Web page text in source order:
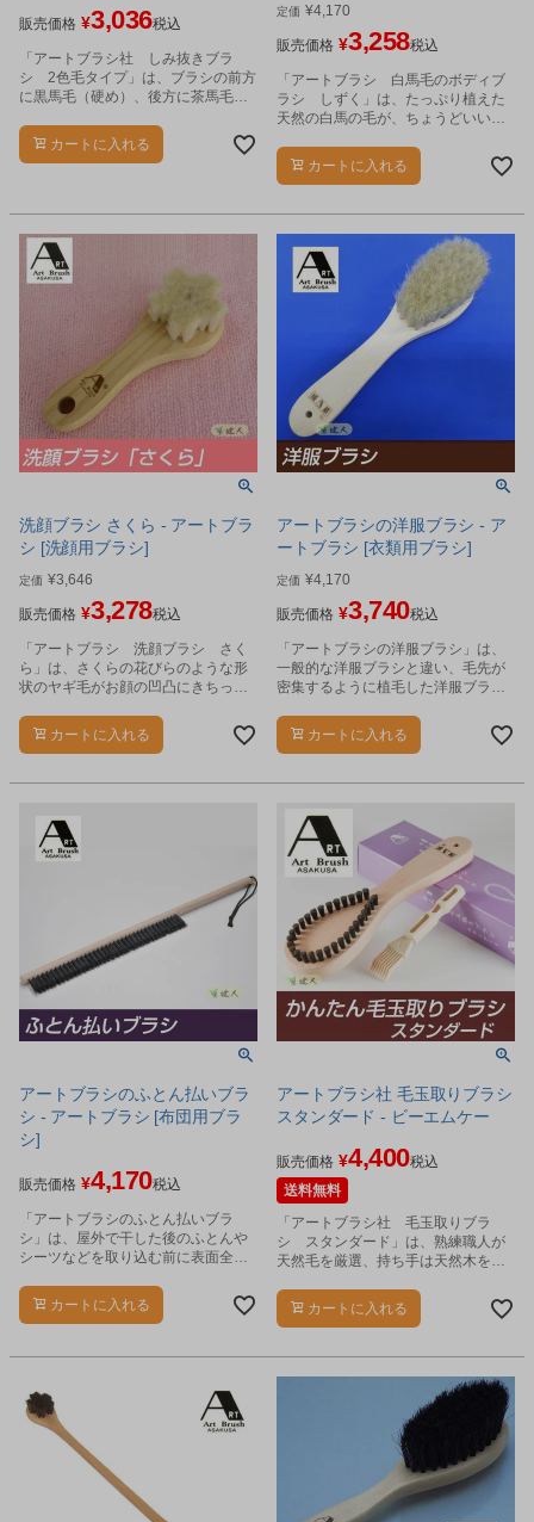
販売価格 ¥3,036税込
「アートブラシ社 しみ抜きブラ
シ 2色毛タイプ」は、ブラシの前方
に黒馬毛（硬め）、後方に茶馬毛
ミ、洋服の素材に使える汎用性の高
いシミ抜き洗濯ブラシです。
カートに入れる
定価 ¥4,170
販売価格 ¥3,258税込
「アートブラシ 白馬毛のボディブ
ラシ しずく」は、たっぷり植えた
天然の白馬の毛が、ちょうどいいコ
高めるボディブラシです。
カートに入れる
洗顔ブラシ さくら - アートブラ
シ [洗顔用ブラシ]
定価 ¥3,646
販売価格 ¥3,278税込
「アートブラシ 洗顔ブラシ さく
ら」は、さくらの花びらのような形
状のヤギ毛がお顔の凹凸にきちっと
洗顔ブラシです。
カートに入れる
アートブラシの洋服ブラシ - ア
ートブラシ [衣類用ブラシ]
定価 ¥4,170
販売価格 ¥3,740税込
「アートブラシの洋服ブラシ」は、
一般的な洋服ブラシと違い、毛先が
密集するように植毛した洋服ブラシ
カートに入れる
アートブラシのふとん払いブラ
シ - アートブラシ [布団用ブラ
シ]
販売価格 ¥4,170税込
「アートブラシのふとん払いブラ
シ」は、屋外で干した後のふとんや
シーツなどを取り込む前に表面全体
シです。
カートに入れる
アートブラシ社 毛玉取りブラシ
スタンダード - ビーエムケー
販売価格 ¥4,400税込
送料無料
「アートブラシ社 毛玉取りブラ
シ スタンダード」は、熟練職人が
天然毛を厳選、持ち手は天然木を使
ています。
カートに入れる